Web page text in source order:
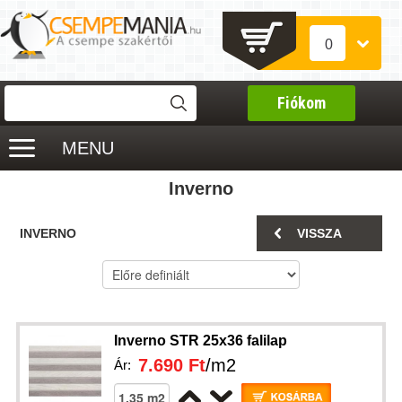
0
Fiókom
MENU
Inverno
INVERNO VISSZA
Inverno STR 25x36 falilap
Ár:7.690 Ft/m2